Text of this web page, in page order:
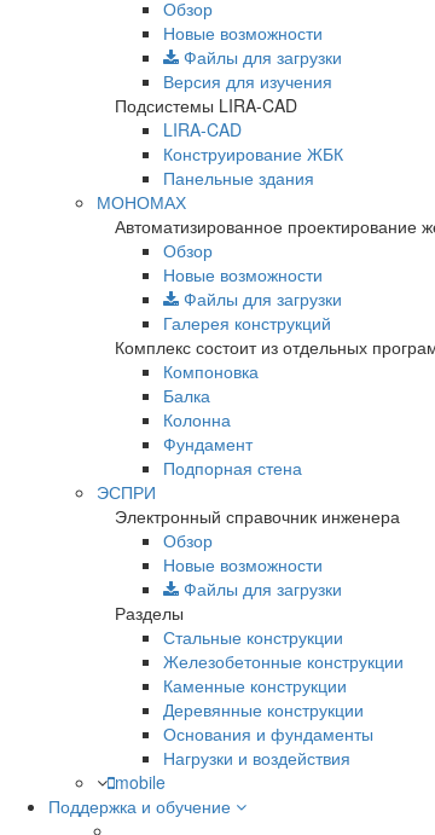
Обзор
Новые возможности
Файлы для загрузки
Версия для изучения
Подсистемы LIRA-CAD
LIRA-CAD
Конструирование ЖБК
Панельные здания
МОНОМАХ
Автоматизированное проектирование
Обзор
Новые возможности
Файлы для загрузки
Галерея конструкций
Комплекс состоит из отдельных
Компоновка
Балка
Колонна
Фундамент
Подпорная стена
ЭСПРИ
Электронный справочник инженера
Обзор
Новые возможности
Файлы для загрузки
Разделы
Стальные конструкции
Железобетонные конструкции
Каменные конструкции
Деревянные конструкции
Основания и фундаменты
Нагрузки и воздействия
mobile
Поддержка и обучение